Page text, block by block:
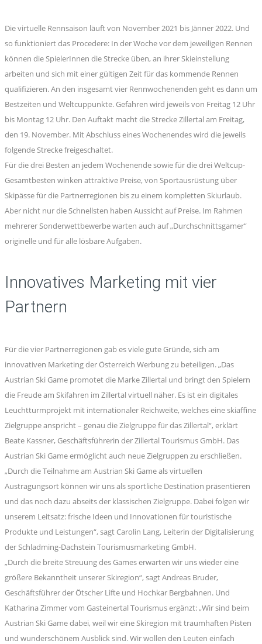
Die virtuelle Rennsaison läuft von November 2021 bis Jänner 2022. Und
so funktioniert das Procedere: In der Woche vor dem jeweiligen Rennen
können die SpielerInnen die Strecke üben, an ihrer Skieinstellung
arbeiten und sich mit einer gültigen Zeit für das kommende Rennen
qualifizieren. An den insgesamt vier Rennwochenenden geht es dann um
Bestzeiten und Weltcuppunkte. Gefahren wird jeweils von Freitag 12 Uhr
bis Montag 12 Uhr. Den Auftakt macht die Strecke Zillertal am Freitag,
den 19. November. Mit Abschluss eines Wochenendes wird die jeweils
folgende Strecke freigeschaltet.
Für die drei Besten an jedem Wochenende sowie für die drei Weltcup-
Gesamtbesten winken attraktive Preise, von Sportausrüstung über
Skipässe für die Partnerregionen bis zu einem kompletten Skiurlaub.
Aber nicht nur die Schnellsten haben Aussicht auf Preise. Im Rahmen
mehrerer Sonderwettbewerbe warten auch auf „Durchschnittsgamer“
originelle und für alle lösbare Aufgaben.
Innovatives Marketing mit vier
Partnern
Für die vier Partnerregionen gab es viele gute Gründe, sich am
innovativen Marketing der Österreich Werbung zu beteiligen. „Das
Austrian Ski Game promotet die Marke Zillertal und bringt den Spielern
die Freude am Skifahren im Zillertal virtuell näher. Es ist ein digitales
Leuchtturmprojekt mit internationaler Reichweite, welches eine skiaffine
Zielgruppe anspricht – genau die Zielgruppe für das Zillertal“, erklärt
Beate Kassner, Geschäftsführerin der Zillertal Tourismus GmbH. Das
Austrian Ski Game ermöglicht auch neue Zielgruppen zu erschließen.
„Durch die Teilnahme am Austrian Ski Game als virtuellen
Austragungsort können wir uns als sportliche Destination präsentieren
und das noch dazu abseits der klassischen Zielgruppe. Dabei folgen wir
unserem Leitsatz: frische Ideen und Innovationen für touristische
Produkte und Leistungen“, sagt Carolin Lang, Leiterin der Digitalisierung
der Schladming-Dachstein Tourismusmarketing GmbH.
„Durch die breite Streuung des Games erwarten wir uns wieder eine
größere Bekanntheit unserer Skiregion“, sagt Andreas Bruder,
Geschäftsführer der Ötscher Lifte und Hochkar Bergbahnen. Und
Katharina Zimmer vom Gasteinertal Tourismus ergänzt: „Wir sind beim
Austrian Ski Game dabei, weil wir eine Skiregion mit traumhaften Pisten
und wunderschönem Ausblick sind. Wir wollen den Leuten einfach